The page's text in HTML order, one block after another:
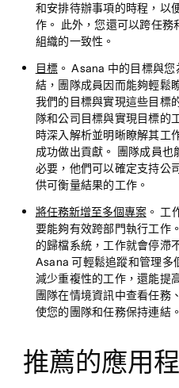
和安排待辦事項的時程，以
作。 此外，您還可以跨任務
組織的一致性。
目標。 Asana 中的目標與
結，團隊成員因而能夠輕鬆
我們的目標與實現這些目標
隊和公司目標與實現目標的
時深入解析並明晰瞭解其工
成功做出貢獻。 團隊成員
必要，他們可以確定支持公
供可衡量結果的工作。
將任務新增至多個專案。 工
要能夠有效跨部門執行工作
的歸檔系統，工作就會停滯
Asana 可輕鬆追蹤和管理多
減少重複性的工作，還能提
團隊在情境資訊中查看任務
使您的團隊和任務保持連結。
推薦的應用